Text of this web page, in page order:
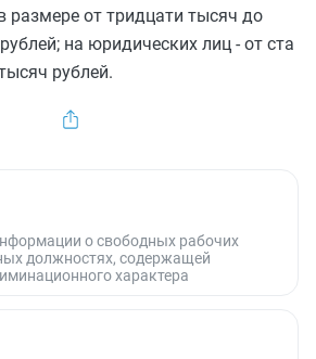
размере от тридцати тысяч до
на юридических лиц - от ста
рублей.
о свободных рабочих
должностях, содержащей
характера